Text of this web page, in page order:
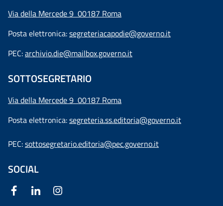
Via della Mercede 9 00187 Roma
Posta elettronica:segreteriacapodie@governo.it
PEC:archivio.die@mailbox.governo.it
SOTTOSEGRETARIO
Via della Mercede 9 00187 Roma
Posta elettronica:segreteria.ss.editoria@governo.it
PEC:sottosegretario.editoria@pec.governo.it
SOCIAL